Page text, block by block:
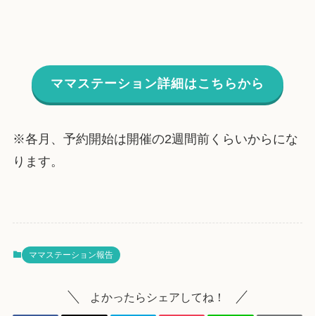
ママステーション詳細はこちらから
※各月、予約開始は開催の2週間前くらいからにな
ります。
ママステーション報告
よかったらシェアしてね！